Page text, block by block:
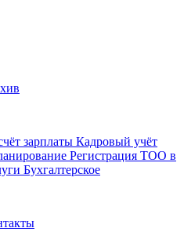
зарплаты Кадровый учёт
Регистрация ТОО в
Бухгалтерское